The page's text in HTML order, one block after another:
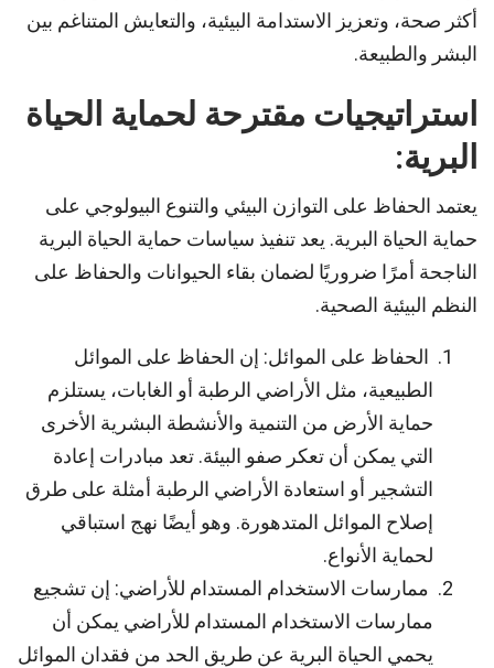
أكثر صحة، وتعزيز الاستدامة البيئية، والتعايش المتناغم بين
البشر والطبيعة.
استراتيجيات مقترحة لحماية الحياة
البرية:
يعتمد الحفاظ على التوازن البيئي والتنوع البيولوجي على
حماية الحياة البرية. يعد تنفيذ سياسات حماية الحياة البرية
الناجحة أمرًا ضروريًا لضمان بقاء الحيوانات والحفاظ على
النظم البيئية الصحية.
الحفاظ على الموائل: إن الحفاظ على الموائل
الطبيعية، مثل الأراضي الرطبة أو الغابات، يستلزم
حماية الأرض من التنمية والأنشطة البشرية الأخرى
التي يمكن أن تعكر صفو البيئة. تعد مبادرات إعادة
التشجير أو استعادة الأراضي الرطبة أمثلة على طرق
إصلاح الموائل المتدهورة. وهو أيضًا نهج استباقي
لحماية الأنواع.
ممارسات الاستخدام المستدام للأراضي: إن تشجيع
ممارسات الاستخدام المستدام للأراضي يمكن أن
يحمي الحياة البرية عن طريق الحد من فقدان الموائل